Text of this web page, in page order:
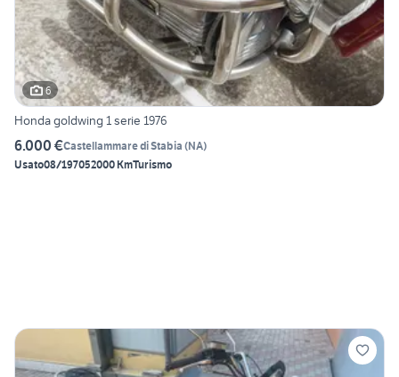
6
Honda goldwing 1 serie 1976
6.000 €Castellammare di Stabia (NA)
Usato08/197052000 KmTurismo